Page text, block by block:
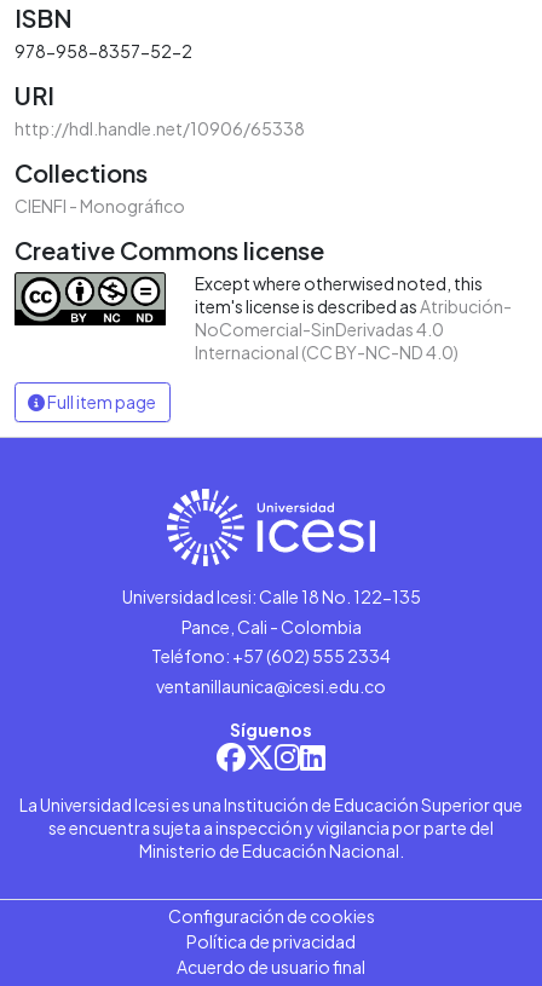
ISBN
978-958-8357-52-2
URI
http://hdl.handle.net/10906/65338
Collections
CIENFI - Monográfico
Creative Commons license
Except where otherwised noted, this
item's license is described asAtribución-
NoComercial-SinDerivadas 4.0
Internacional (CC BY-NC-ND 4.0)
Full item page
Universidad Icesi: Calle 18 No. 122-135
Pance, Cali - Colombia
Teléfono: +57 (602) 555 2334
ventanillaunica@icesi.edu.co
Síguenos
La Universidad Icesi es una Institución de Educación Superior que
se encuentra sujeta a inspección y vigilancia por parte del
Ministerio de Educación Nacional.
Configuración de cookies
Política de privacidad
Acuerdo de usuario final